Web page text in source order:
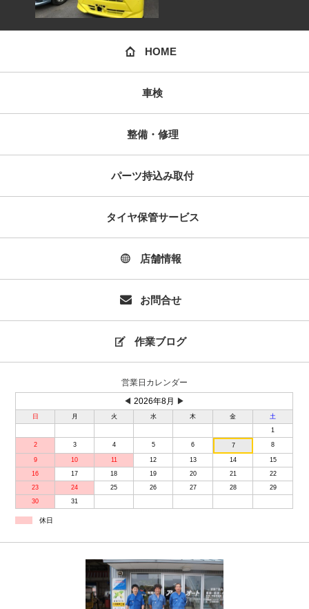
HOME
車検
整備・修理
パーツ持込み取付
タイヤ保管サービス
店舗情報
お問合せ
作業ブログ
営業日カレンダー
◀ 2026年8月 ▶
日 月 火 水 木 金
土
1
2 3 4 5 6 7 8
9 10 11 12 13 14
15
16
17 18 19 20 21
22
23
24 25 26 27 28
29
30
31
休日